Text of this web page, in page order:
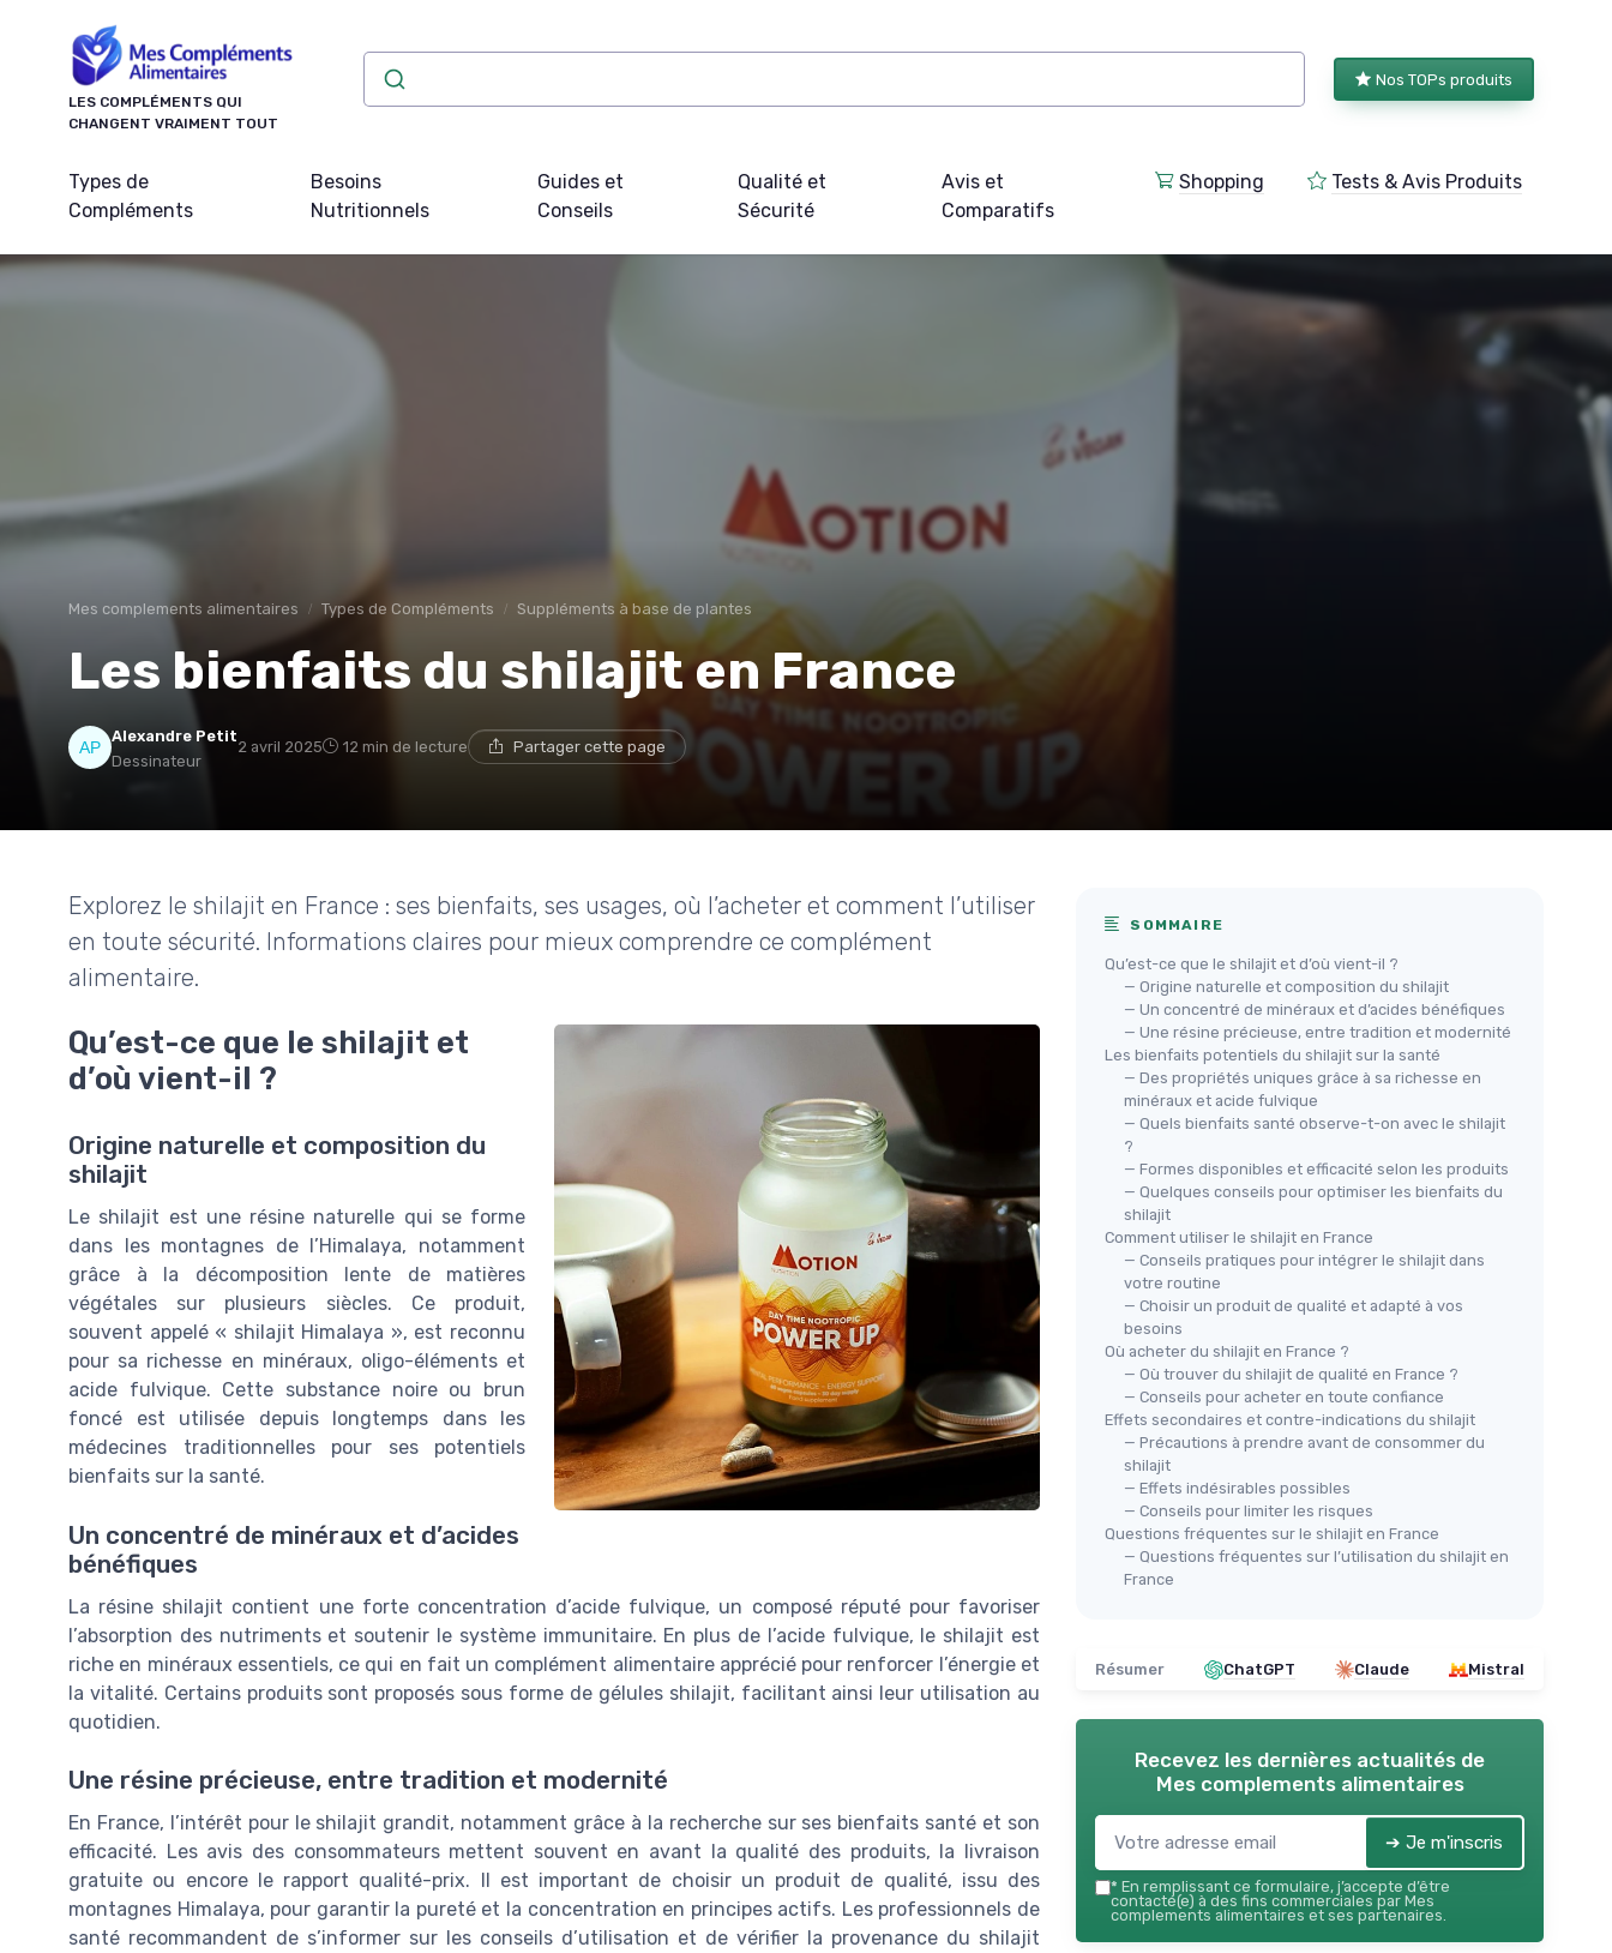
LES COMPLÉMENTS QUI
CHANGENT VRAIMENT TOUT
Nos TOPs produits
Types de
Compléments
Besoins
Nutritionnels
Guides et
Conseils
Qualité et
Sécurité
Avis et
Comparatifs
Shopping Tests & Avis Produits
Mes complements alimentaires Types de Compléments Suppléments à base de plantes
Les bienfaits du shilajit en France
Alexandre Petit
Dessinateur
2 avril 2025 12 min de lecture Partager cette page
Explorez le shilajit en France : ses bienfaits, ses usages, où l’acheter et comment l’utiliser
en toute sécurité. Informations claires pour mieux comprendre ce complément
alimentaire.
Qu’est-ce que le shilajit et
d’où vient-il ?
Origine naturelle et composition du
shilajit
Le shilajit est une résine naturelle qui se forme
dans les montagnes de l’Himalaya, notamment
grâce à la décomposition lente de matières
végétales sur plusieurs siècles. Ce produit,
souvent appelé « shilajit Himalaya », est reconnu
pour sa richesse en minéraux, oligo-éléments et
acide fulvique. Cette substance noire ou brun
foncé est utilisée depuis longtemps dans les
médecines traditionnelles pour ses potentiels
bienfaits sur la santé.
Un concentré de minéraux et d’acides
bénéfiques
La résine shilajit contient une forte concentration d’acide fulvique, un composé réputé pour favoriser
l’absorption des nutriments et soutenir le système immunitaire. En plus de l’acide fulvique, le shilajit est
riche en minéraux essentiels, ce qui en fait un complément alimentaire apprécié pour renforcer l’énergie et
la vitalité. Certains produits sont proposés sous forme de gélules shilajit, facilitant ainsi leur utilisation au
quotidien.
Une résine précieuse, entre tradition et modernité
En France, l’intérêt pour le shilajit grandit, notamment grâce à la recherche sur ses bienfaits santé et son
efficacité. Les avis des consommateurs mettent souvent en avant la qualité des produits, la livraison
gratuite ou encore le rapport qualité-prix. Il est important de choisir un produit de qualité, issu des
montagnes Himalaya, pour garantir la pureté et la concentration en principes actifs. Les professionnels de
santé recommandent de s’informer sur les conseils d’utilisation et de vérifier la provenance du shilajit
SOMMAIRE
Qu’est-ce que le shilajit et d’où vient-il ?
— Origine naturelle et composition du shilajit
— Un concentré de minéraux et d’acides bénéfiques
— Une résine précieuse, entre tradition et modernité
Les bienfaits potentiels du shilajit sur la santé
— Des propriétés uniques grâce à sa richesse en
minéraux et acide fulvique
— Quels bienfaits santé observe-t-on avec le shilajit
?
— Formes disponibles et efficacité selon les produits
— Quelques conseils pour optimiser les bienfaits du
shilajit
Comment utiliser le shilajit en France
— Conseils pratiques pour intégrer le shilajit dans
votre routine
— Choisir un produit de qualité et adapté à vos
besoins
Où acheter du shilajit en France ?
— Où trouver du shilajit de qualité en France ?
— Conseils pour acheter en toute confiance
Effets secondaires et contre-indications du shilajit
— Précautions à prendre avant de consommer du
shilajit
— Effets indésirables possibles
— Conseils pour limiter les risques
Questions fréquentes sur le shilajit en France
— Questions fréquentes sur l’utilisation du shilajit en
France
Résumer ChatGPT Claude Mistral
Recevez les dernières actualités de
Mes complements alimentaires
➔ Je m'inscris
* En remplissant ce formulaire, j’accepte d’être
contacté(e) à des fins commerciales par Mes
complements alimentaires et ses partenaires.